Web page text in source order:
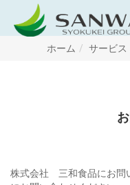
ホーム サービス
株式会社 三和食品にお問